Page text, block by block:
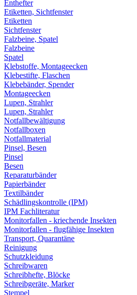
Enthefter
Etiketten, Sichtfenster
Etiketten
Sichtfenster
Falzbeine, Spatel
Falzbeine
Spatel
Klebstoffe, Montageecken
Klebestifte, Flaschen
Klebebänder, Spender
Montageecken
Lupen, Strahler
Lupen, Strahler
Notfallbewältigung
Notfallboxen
Notfallmaterial
Pinsel, Besen
Pinsel
Besen
Reparaturbänder
Papierbänder
Textilbänder
Schädlingskontrolle (IPM)
IPM Fachliteratur
Monitorfallen - kriechende Insekten
Monitorfallen - flugfähige Insekten
Transport, Quarantäne
Reinigung
Schutzkleidung
Schreibwaren
Schreibhefte, Blöcke
Schreibgeräte, Marker
Stempel